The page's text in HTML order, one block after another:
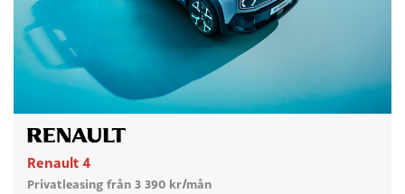
Renault 4
Privatleasing från 3 390 kr/mån